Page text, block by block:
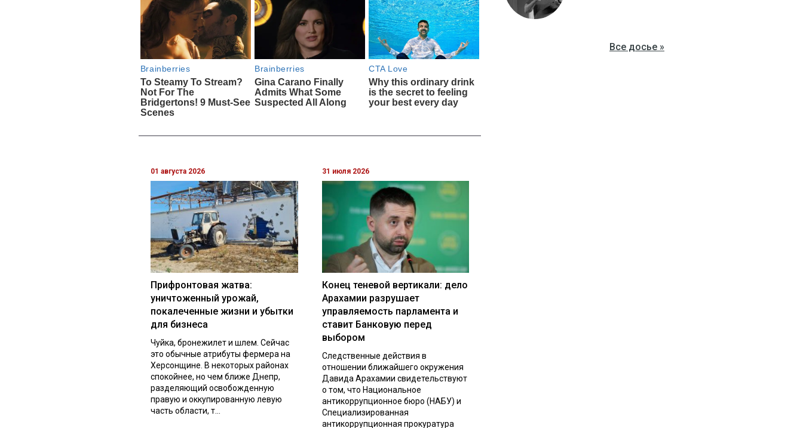
01 августа 2026
Прифронтовая жатва:
уничтоженный урожай,
покалеченные жизни и убытки
для бизнеса
Чуйка, бронежилет и шлем. Сейчас
это обычные атрибуты фермера на
Херсонщине. В некоторых районах
спокойнее, но чем ближе Днепр,
разделяющий освобожденную
правую и оккупированную левую
часть области, т...
31 июля 2026
Конец теневой вертикали: дело
Арахамии разрушает
управляемость парламента и
ставит Банковую перед
выбором
Следственные действия в
отношении ближайшего окружения
Давида Арахамии свидетельствуют
о том, что Национальное
антикоррупционное бюро (НАБУ) и
Специализированная
антикоррупционная прокуратура
Все досье »